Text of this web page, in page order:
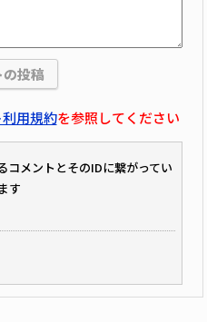
用規約を参照してください
メントとそのIDに繋がってい
す